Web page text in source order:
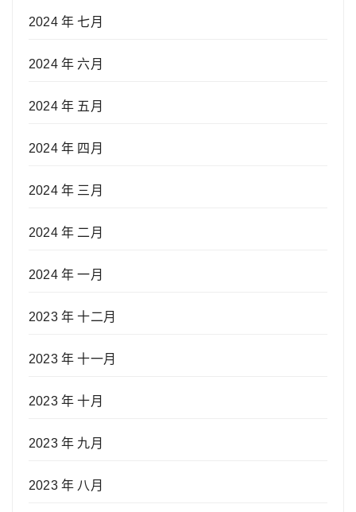
2024 年 七月
2024 年 六月
2024 年 五月
2024 年 四月
2024 年 三月
2024 年 二月
2024 年 一月
2023 年 十二月
2023 年 十一月
2023 年 十月
2023 年 九月
2023 年 八月